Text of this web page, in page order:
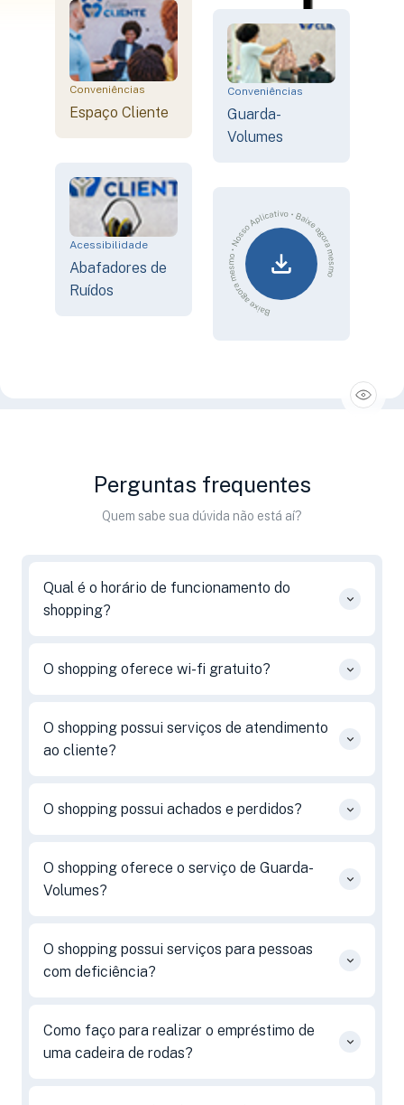
Conveniências
Espaço Cliente
Conveniências
Guarda-
Volumes
Acessibilidade
Abafadores de
Ruídos
Perguntas frequentes
Quem sabe sua dúvida não está aí?
Qual é o horário de funcionamento do
shopping?
O shopping oferece wi-fi gratuito?
O shopping possui serviços de atendimento
ao cliente?
O shopping possui achados e perdidos?
O shopping oferece o serviço de Guarda-
Volumes?
O shopping possui serviços para pessoas
com deficiência?
Como faço para realizar o empréstimo de
uma cadeira de rodas?